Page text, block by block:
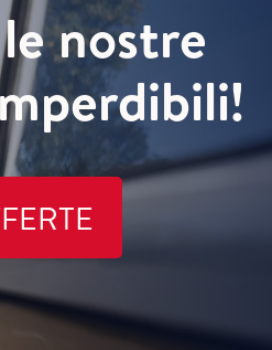
nostre